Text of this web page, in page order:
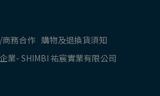
務合作 購物及退換貨須知
業- SHIMBI 祐宸實業有限公司